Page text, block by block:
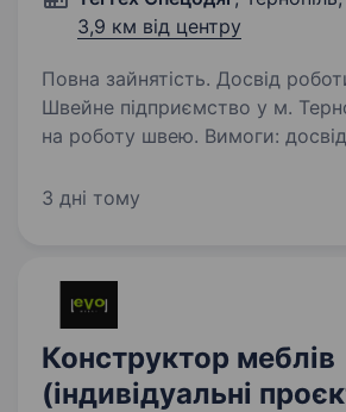
3,9 км від центру
Повна зайнятість. Досвід
Швейне підприємство у м.
на роботу швею. Вимоги: досвід роботи від 1
бажання працювати. Умови роботи: пн-пт
3 дні тому
Конструктор меблів
(індивідуальні